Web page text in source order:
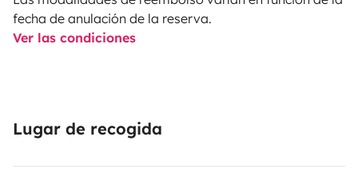
Prévoir 45 min pour le briefing au départ. Puis je vous
laisse tout le temps qu’il vous faut pour le transfert de
Grenoble ou Pontcharra en fonction de mes
fecha de anulación de la reserva.
Ver las condiciones
Lugar de recogida